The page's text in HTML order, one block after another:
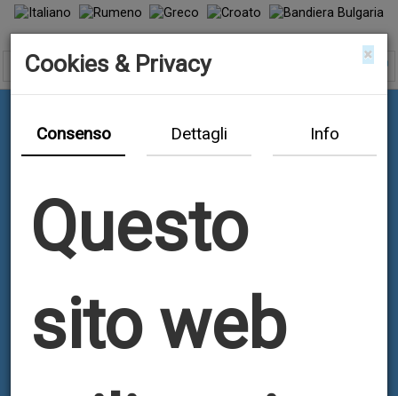
×
Cookies & Privacy
Consenso Dettagli Info
Questo
sito web